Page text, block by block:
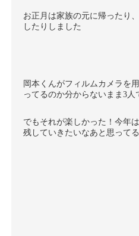
お正月は家族の元に帰ったり
したりしました
岡本くんがフィルムカメラを
ってるのか分からないまま3人
でもそれが楽しかった！今年
残していきたいなあと思ってる